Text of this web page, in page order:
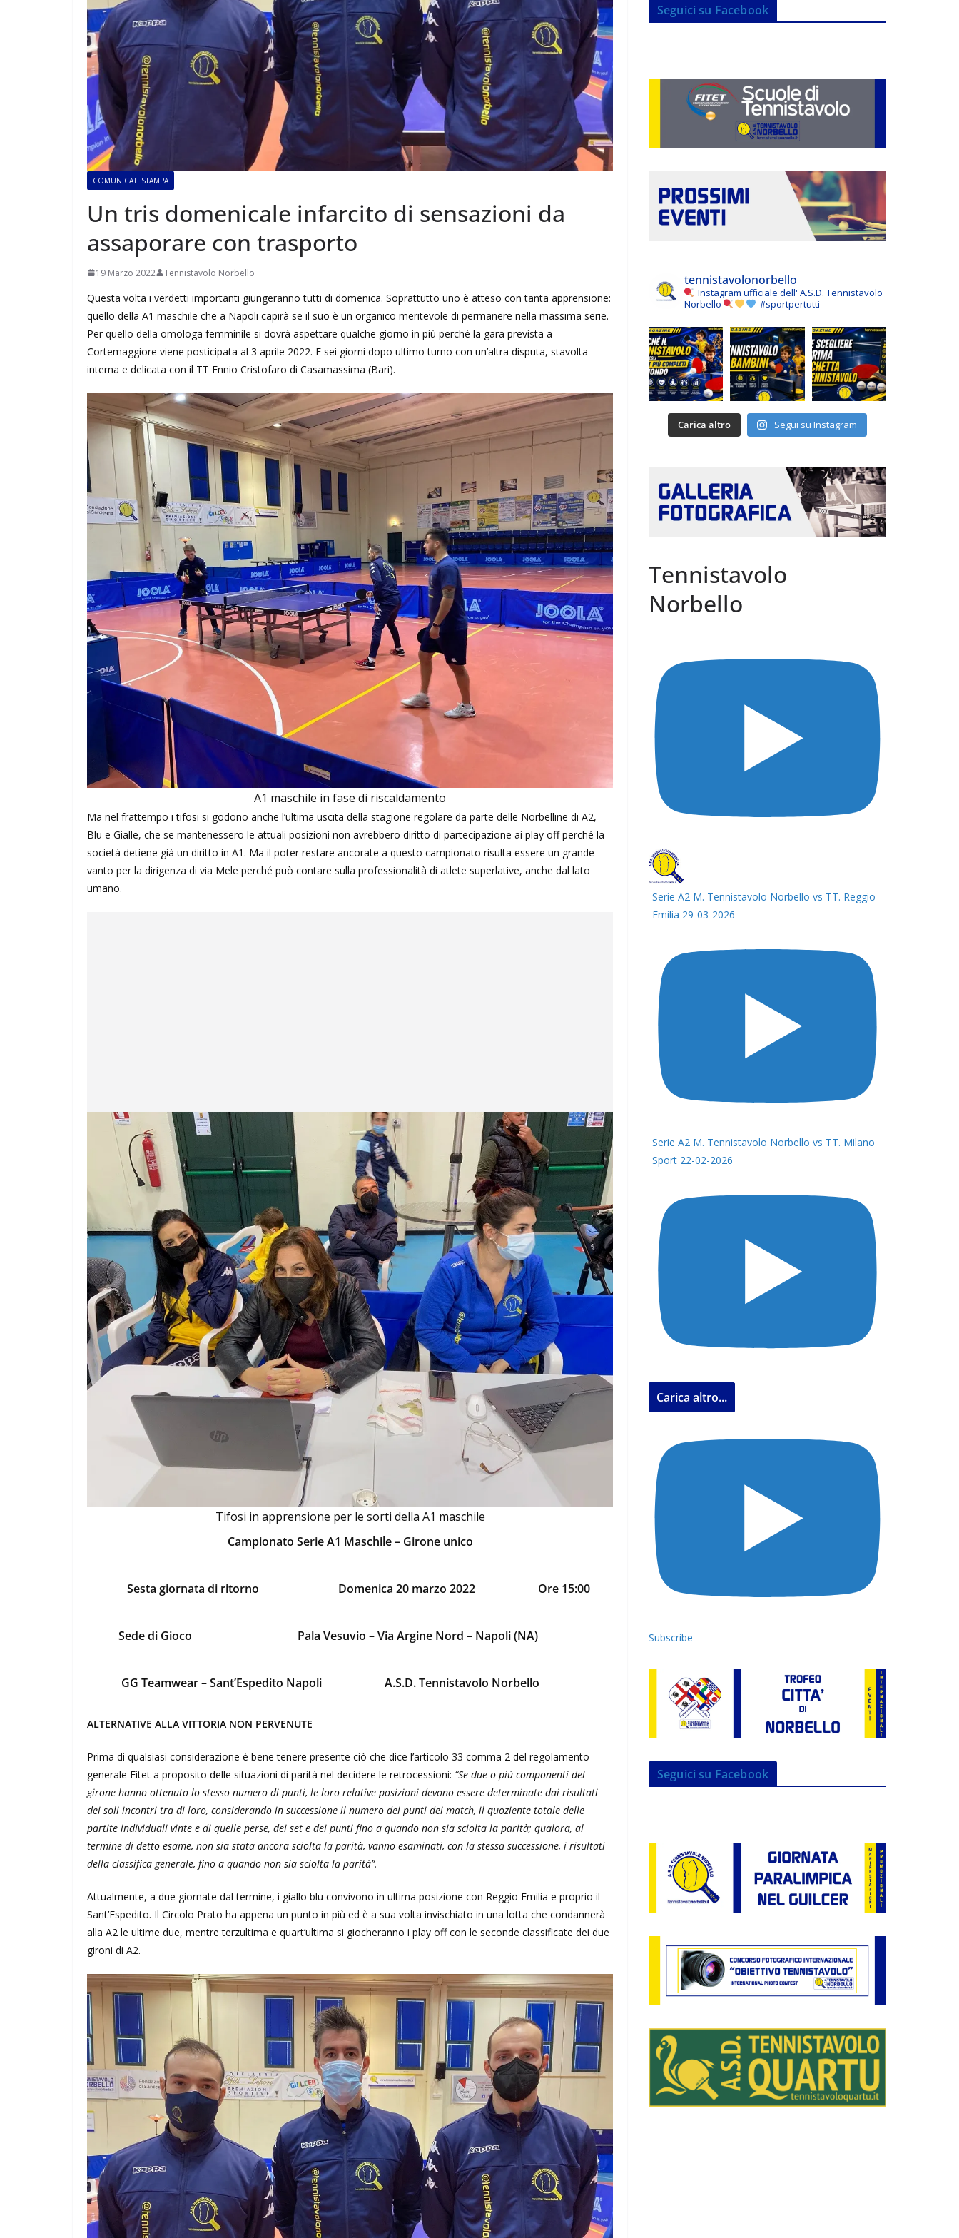
COMUNICATI STAMPA
Un tris domenicale infarcito di sensazioni da
assaporare con trasporto
19 Marzo 2022 Tennistavolo Norbello
Questa volta i verdetti importanti giungeranno tutti di domenica. Soprattutto uno è atteso con tanta apprensione:
quello della A1 maschile che a Napoli capirà se il suo è un organico meritevole di permanere nella massima serie.
Per quello della omologa femminile si dovrà aspettare qualche giorno in più perché la gara prevista a
Cortemaggiore viene posticipata al 3 aprile 2022. E sei giorni dopo ultimo turno con un’altra disputa, stavolta
interna e delicata con il TT Ennio Cristofaro di Casamassima (Bari).
A1 maschile in fase di riscaldamento
Ma nel frattempo i tifosi si godono anche l’ultima uscita della stagione regolare da parte delle Norbelline di A2,
Blu e Gialle, che se mantenessero le attuali posizioni non avrebbero diritto di partecipazione ai play off perché la
società detiene già un diritto in A1. Ma il poter restare ancorate a questo campionato risulta essere un grande
vanto per la dirigenza di via Mele perché può contare sulla professionalità di atlete superlative, anche dal lato
umano.
Tifosi in apprensione per le sorti della A1 maschile
Campionato Serie A1 Maschile – Girone unico
Sesta giornata di ritorno Domenica 20 marzo 2022 Ore 15:00
Sede di Gioco Pala Vesuvio – Via Argine Nord – Napoli (NA)
GG Teamwear – Sant’Espedito Napoli A.S.D. Tennistavolo Norbello
ALTERNATIVE ALLA VITTORIA NON PERVENUTE
Prima di qualsiasi considerazione è bene tenere presente ciò che dice l’articolo 33 comma 2 del regolamento
generale Fitet a proposito delle situazioni di parità nel decidere le retrocessioni: “Se due o più componenti del
girone hanno ottenuto lo stesso numero di punti, le loro relative posizioni devono essere determinate dai risultati
dei soli incontri tra di loro, considerando in successione il numero dei punti dei match, il quoziente totale delle
partite individuali vinte e di quelle perse, dei set e dei punti fino a quando non sia sciolta la parità; qualora, al
termine di detto esame, non sia stata ancora sciolta la parità, vanno esaminati, con la stessa successione, i risultati
della classifica generale, fino a quando non sia sciolta la parità”.
Attualmente, a due giornate dal termine, i giallo blu convivono in ultima posizione con Reggio Emilia e proprio il
Sant’Espedito. Il Circolo Prato ha appena un punto in più ed è a sua volta invischiato in una lotta che condannerà
alla A2 le ultime due, mentre terzultima e quart’ultima si giocheranno i play off con le seconde classificate dei due
gironi di A2.
Seguici su Facebook
tennistavolonorbello
Instagram ufficiale dell' A.S.D. Tennistavolo
Norbello
#sportpertutti
Carica altro Segui su Instagram
Tennistavolo
Norbello
Serie A2 M. Tennistavolo Norbello vs TT. Reggio
Emilia 29-03-2026
Serie A2 M. Tennistavolo Norbello vs TT. Milano
Sport 22-02-2026
Carica altro...
Subscribe
Seguici su Facebook